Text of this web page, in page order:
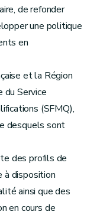
de refonder
une politique
en
et la Région
du Service
(SFMQ),
desquels sont
des profils de
à disposition
ainsi que des
en cours de